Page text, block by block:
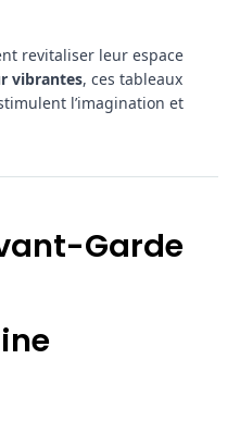
revitaliser leur espace
vibrantes, ces tableaux
l’imagination et
Garde